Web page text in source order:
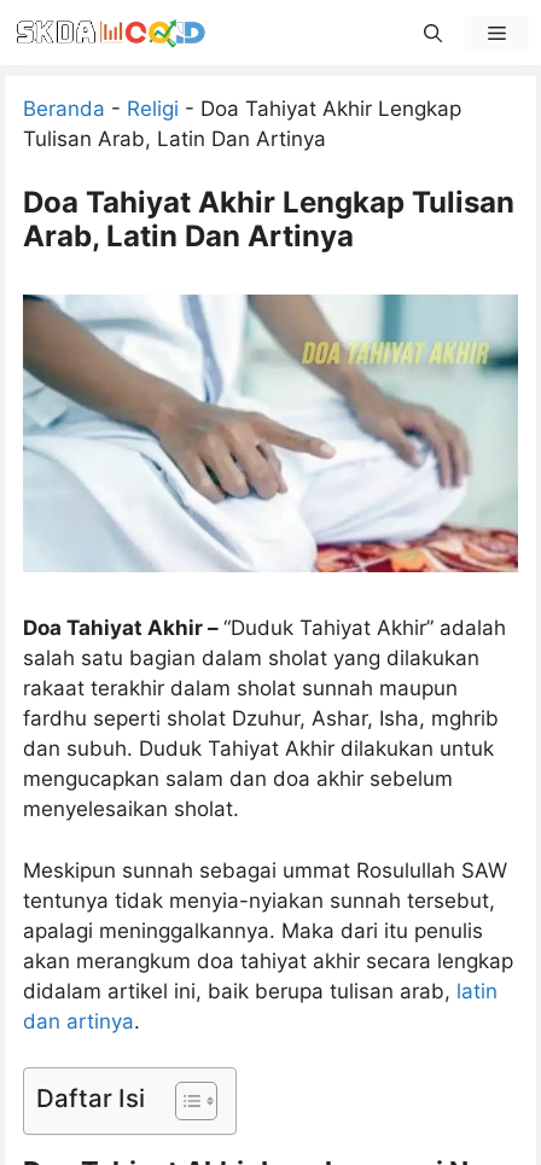
to
Beranda - Religi - Doa Tahiyat Akhir Lengkap
Tulisan Arab, Latin Dan Artinya
Doa Tahiyat Akhir Lengkap Tulisan
Arab, Latin Dan Artinya
Doa Tahiyat Akhir – “Duduk Tahiyat Akhir” adalah
salah satu bagian dalam sholat yang dilakukan
rakaat terakhir dalam sholat sunnah maupun
fardhu seperti sholat Dzuhur, Ashar, Isha, mghrib
dan subuh. Duduk Tahiyat Akhir dilakukan untuk
mengucapkan salam dan doa akhir sebelum
menyelesaikan sholat.
Meskipun sunnah sebagai ummat Rosulullah SAW
tentunya tidak menyia-nyiakan sunnah tersebut,
apalagi meninggalkannya. Maka dari itu penulis
akan merangkum doa tahiyat akhir secara lengkap
didalam artikel ini, baik berupa tulisan arab, latin
dan artinya.
Daftar Isi